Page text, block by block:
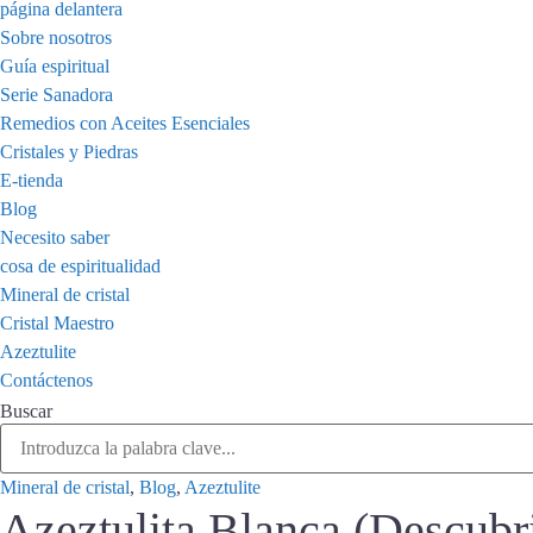
página delantera
Sobre nosotros
Guía espiritual
Serie Sanadora
Remedios con Aceites Esenciales
Cristales y Piedras
E-tienda
Blog
Necesito saber
cosa de espiritualidad
Mineral de cristal
Cristal Maestro
Azeztulite
Contáctenos
Buscar
Mineral de cristal, Blog, Azeztulite